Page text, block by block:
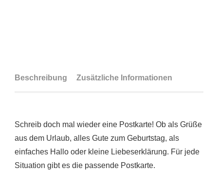
Beschreibung Zusätzliche Informationen
Schreib doch mal wieder eine Postkarte! Ob als Grüße
aus dem Urlaub, alles Gute zum Geburtstag, als
einfaches Hallo oder kleine Liebeserklärung. Für jede
Situation gibt es die passende Postkarte.